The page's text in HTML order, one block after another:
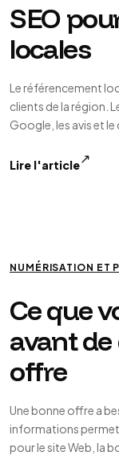
SEO
locales
Le référencement
clients de la région.
Google, les avis et
Lire l'article↗
NUMÉRISATION ET
Ce que
avant
offre
Une bonne offre a
informations
pour le site Web, la